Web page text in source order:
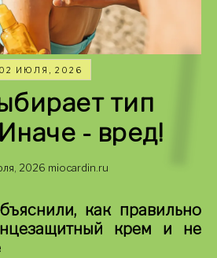
02 ИЮЛЯ, 2026
тип
- вред!
2026 miocardin.ru
как правильно
крем и не